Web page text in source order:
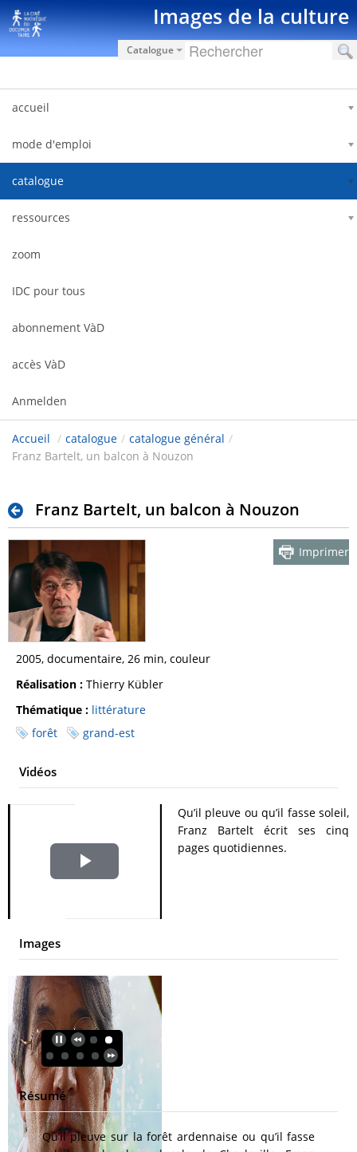
Zum Inhalt wechseln Images de la culture
Catalogue
accueil
mode d'emploi
catalogue
ressources
zoom
IDC pour tous
abonnement VàD
accès VàD
Anmelden
Accueil / catalogue / catalogue général /
Franz Bartelt, un balcon à Nouzon
Franz Bartelt, un balcon à Nouzon
Imprimer
2005, documentaire, 26 min, couleur
Réalisation : Thierry Kübler
Thématique : littérature
forêt
grand-est
Vidéos
Play
Qu’il pleuve ou qu’il fasse soleil,
Franz Bartelt écrit ses cinq
pages quotidiennes.
Images
Résumé
Qu’il pleuve sur la forêt ardennaise ou qu’il fasse